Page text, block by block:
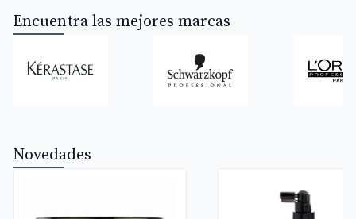
Encuentra las mejores marcas
Novedades